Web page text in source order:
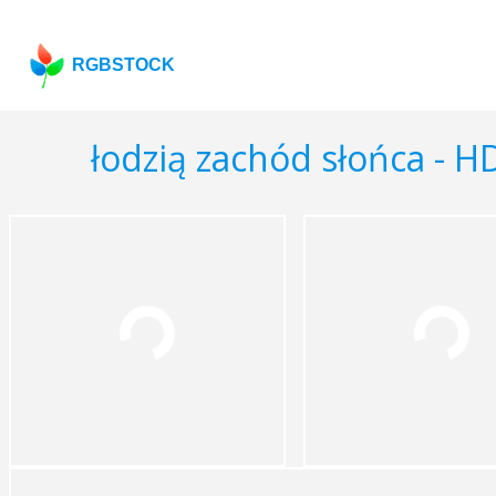
RGBSTOCK
łodzią zachód słońca -